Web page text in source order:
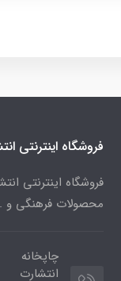
فروشگاه اینترنتی
فروشگاه اینترنتی
محصولات فرهنگی و
چاپخانه
انتشارت